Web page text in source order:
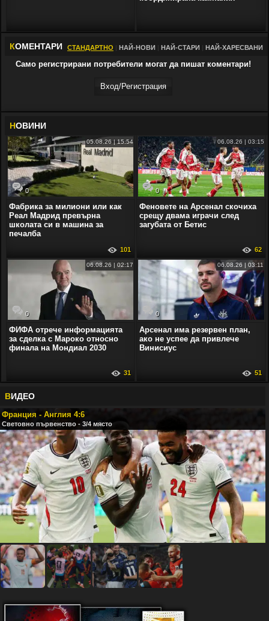
КОМЕНТАРИ СТАНДАРТНО НАЙ-НОВИ НАЙ-СТАРИ НАЙ-ХАРЕСВАНИ
Само регистрирани потребители могат да пишат коментари!
Вход/Регистрaция
НОВИНИ
0
05.08.26 | 15:54
Фабрика за милиони или как
Реал Мадрид превърна
школата си в машина за
печалба
101
0
06.08.26 | 03:15
Феновете на Арсенал скочиха
срещу двама играчи след
загубата от Бетис
62
0
06.08.26 | 02:17
ФИФА отрече информацията
за сделка с Мароко относно
финала на Мондиал 2030
31
0
06.08.26 | 03:11
Арсенал има резервен план,
ако не успее да привлече
Винисиус
51
ВИДЕО
Франция - Англия 4:6
Световно първенство - 3/4 място